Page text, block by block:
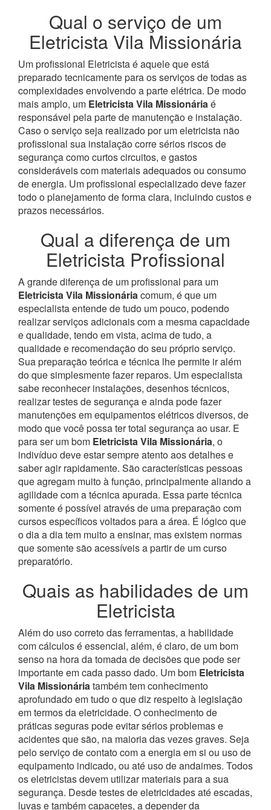
Qual o serviço de um
Eletricista Vila Missionária
Um profissional Eletricista é aquele que está
preparado tecnicamente para os serviços de todas as
complexidades envolvendo a parte elétrica. De modo
mais amplo, um Eletricista Vila Missionáriaé
responsável pela parte de manutenção e instalação.
Caso o serviço seja realizado por um eletricista não
profissional sua instalação corre sérios riscos de
segurança como curtos circuitos, e gastos
consideráveis com materiais adequados ou consumo
de energia. Um profissional especializado deve fazer
todo o planejamento de forma clara, incluindo custos e
prazos necessários.
Qual a diferença de um
Eletricista Profissional
A grande diferença de um profissional para um
Eletricista Vila Missionáriacomum, é que um
especialista entende de tudo um pouco, podendo
realizar serviços adicionais com a mesma capacidade
e qualidade, tendo em vista, acima de tudo, a
qualidade e recomendação do seu próprio serviço.
Sua preparação teórica e técnica lhe permite ir além
do que simplesmente fazer reparos. Um especialista
sabe reconhecer instalações, desenhos técnicos,
realizar testes de segurança e ainda pode fazer
manutenções em equipamentos elétricos diversos, de
modo que você possa ter total segurança ao usar. E
para ser um bom Eletricista Vila Missionária, o
indivíduo deve estar sempre atento aos detalhes e
saber agir rapidamente. São características pessoas
que agregam muito à função, principalmente aliando a
agilidade com a técnica apurada. Essa parte técnica
somente é possível através de uma preparação com
cursos específicos voltados para a área. É lógico que
o dia a dia tem muito a ensinar, mas existem normas
que somente são acessíveis a partir de um curso
preparatório.
Quais as habilidades de um
Eletricista
Além do uso correto das ferramentas, a habilidade
com cálculos é essencial, além, é claro, de um bom
senso na hora da tomada de decisões que pode ser
importante em cada passo dado. Um bom Eletricista
Vila Missionáriatambém tem conhecimento
aprofundado em tudo o que diz respeito à legislação
em termos da eletricidade. O conhecimento de
práticas seguras pode evitar sérios problemas e
acidentes que são, na maioria das vezes graves. Seja
pelo serviço de contato com a energia em si ou uso de
equipamento indicado, ou até uso de andaimes. Todos
os eletricistas devem utilizar materiais para a sua
segurança. Desde testes de eletricidades até escadas,
luvas e também capacetes, a depender da